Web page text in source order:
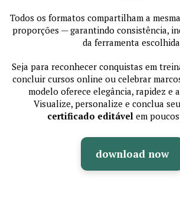
Todos os formatos compartilham a
proporções — garantindo consistência,
da ferramenta
Seja para reconhecer conquistas em
concluir cursos online ou celebrar
modelo oferece elegância, rapidez e
Visualize, personalize e conclua seu
certificado editável em
download now